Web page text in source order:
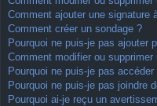
Comment ajouter une signature
Comment créer un sondage ?
Pourquoi ne puis-je pas ajouter
Comment modifier ou supprimer
Pourquoi ne puis-je pas
Pourquoi ne puis-je pas joindre
Pourquoi ai-je reçu un